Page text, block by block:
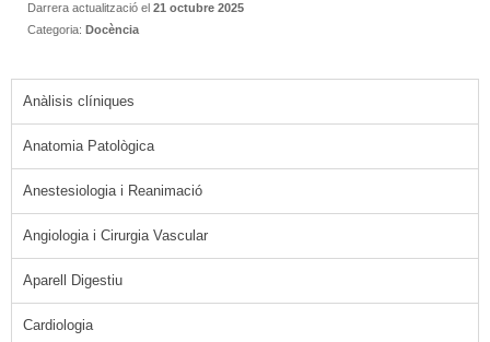
Darrera actualització el 21 octubre 2025
Categoria: Docència
Anàlisis clíniques
Anatomia Patològica
Anestesiologia i Reanimació
Angiologia i Cirurgia Vascular
Aparell Digestiu
Cardiologia